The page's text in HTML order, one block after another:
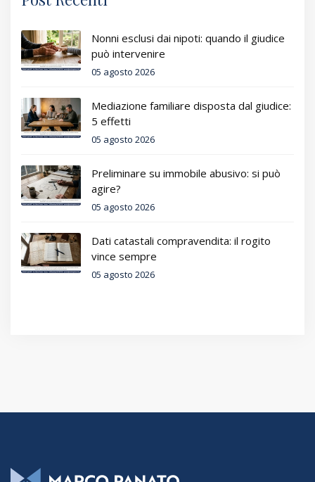
Nonni esclusi dai nipoti: quando il giudice
può intervenire
05 agosto 2026
Mediazione familiare disposta dal giudice:
5 effetti
05 agosto 2026
Preliminare su immobile abusivo: si può
agire?
05 agosto 2026
Dati catastali compravendita: il rogito
vince sempre
05 agosto 2026